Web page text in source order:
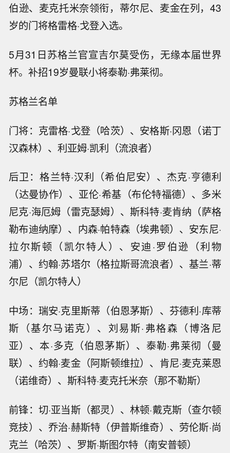
伯逊、麦克托米奈领衔，蒂尔尼、麦金在列，43
岁的门将格雷格·戈登入选。
5月31日苏格兰官宣吉尔莫受伤，无缘本届世界
杯。补招19岁曼联小将泰勒·弗莱彻。
苏格兰名单
门将：克雷格·戈登（哈茨）、安格斯·冈恩（诺丁
汉森林）、利亚姆·凯利（流浪者）
后卫：格兰特·汉利（希伯尼安）、杰克·亨德利
（达曼协作）、亚伦·希基（布伦特福德）、多米
尼克·海厄姆（雷克瑟姆）、斯科特·麦肯纳（萨格
勒布迪纳摩）、内森·帕特森（埃弗顿）、安东尼·
拉尔斯顿（凯尔特人）、安迪·罗伯逊（利物
浦）、约翰·苏塔尔（格拉斯哥流浪者）、基兰·蒂
尔尼（凯尔特人）
中场：瑞安·克里斯蒂（伯恩茅斯）、芬德利·库蒂
斯（基尔马诺克）、刘易斯·弗格森（博洛尼
亚）、本·多克（伯恩茅斯）、泰勒·弗莱彻（曼
联）、约翰·麦金（阿斯顿维拉）、肯尼·麦克莱恩
（诺维奇）、斯科特·麦克托米奈（那不勒斯）
前锋：切·亚当斯（都灵）、林顿·戴克斯（查尔顿
竞技）、乔治·赫斯特（伊普斯维奇）、劳伦斯·尚
克兰（哈茨）、罗斯·斯图尔特（南安普顿）